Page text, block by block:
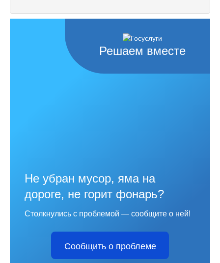
Решаем вместе
Не убран мусор, яма на
дороге, не горит фонарь?
Столкнулись с проблемой — сообщите о ней!
Сообщить о проблеме